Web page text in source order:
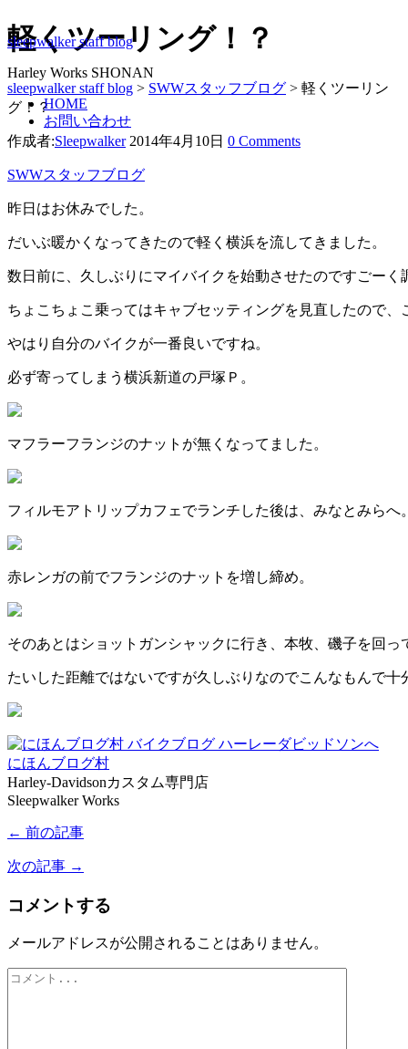
sleepwalker staff blog
Harley Works SHONAN
HOME
お問い合わせ
軽くツーリング！？
sleepwalker staff blog > SWWスタッフブログ > 軽くツーリン
グ！？
作成者:Sleepwalker 2014年4月10日 0 Comments
SWWスタッフブログ
昨日はお休みでした。
だいぶ暖かくなってきたので軽く横浜を流してきました。
数日前に、久しぶりにマイバイクを始動させたのですごーく
ちょこちょこ乗ってはキャブセッティングを見直したので
やはり自分のバイクが一番良いですね。
必ず寄ってしまう横浜新道の戸塚Ｐ。
マフラーフランジのナットが無くなってました。
フィルモアトリップカフェでランチした後は、みなとみらへ
赤レンガの前でフランジのナットを増し締め。
そのあとはショットガンシャックに行き、本牧、磯子を回
たいした距離ではないですが久しぶりなのでこんなもんで十
にほんブログ村
Harley-Davidsonカスタム専門店
Sleepwalker Works
← 前の記事
次の記事 →
コメントする
メールアドレスが公開されることはありません。